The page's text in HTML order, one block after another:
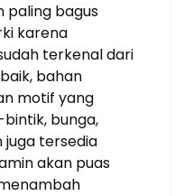
paling bagus
karena
terkenal dari
bahan
motif yang
bunga,
tersedia
akan puas